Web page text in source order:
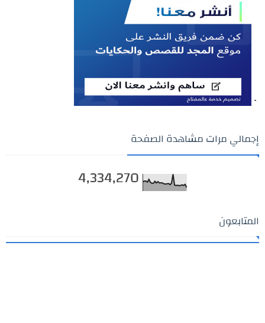
`
إجمالي مرات مشاهدة الصفحة
4,334,270
المتابعون